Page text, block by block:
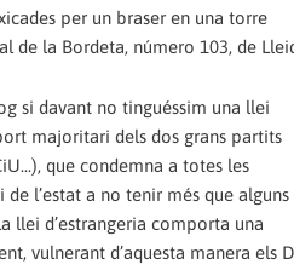
per un braser en una torre
de la Bordeta, número 103, de
si davant no tinguéssim una llei
majoritari dels dos grans partits
que condemna a totes les
l’estat a no tenir més que alguns
llei d’estrangeria comporta una
vulnerant d’aquesta manera